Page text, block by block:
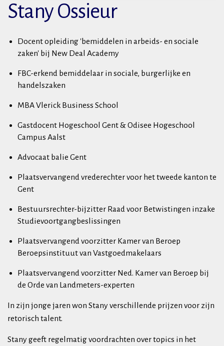
Stany Ossieur
Docent opleiding 'bemiddelen in arbeids- en sociale
zaken' bij New Deal Academy
FBC-erkend bemiddelaar in sociale, burgerlijke en
handelszaken
MBA Vlerick Business School
Gastdocent Hogeschool Gent & Odisee Hogeschool
Campus Aalst
Advocaat balie Gent
Plaatsvervangend vrederechter voor het tweede kanton te
Gent
Bestuursrechter-bijzitter Raad voor Betwistingen inzake
Studievoortgangbeslissingen
Plaatsvervangend voorzitter Kamer van Beroep
Beroepsinstituut van Vastgoedmakelaars
Plaatsvervangend voorzitter Ned. Kamer van Beroep bij
de Orde van Landmeters-experten
In zijn jonge jaren won Stany verschillende prijzen voor zijn
retorisch talent.
Stany geeft regelmatig voordrachten over topics in het